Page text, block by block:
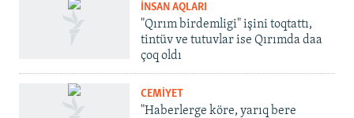
İNSAN AQLARI
"Qırım birdemligi" işini toqtattı,
tintüv ve tutuvlar ise Qırımda daa
çoq oldı
CEMİYET
"Haberlerge köre, yarıq bere